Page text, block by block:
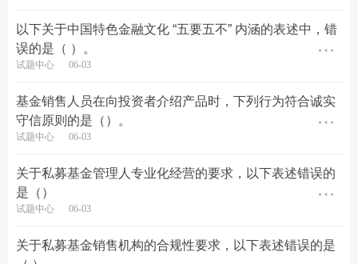
以下关于中国特色金融文化 “五要五不” 内涵的表述中，错
误的是（ ）。
试题中心 06-03
基金销售人员在向投资者介绍产品时，下列行为符合诚实
守信原则的是（）。
试题中心 06-03
关于私募基金管理人专业化经营的要求，以下表述错误的
是（）
试题中心 06-03
关于私募基金销售机构的合规性要求，以下表述错误的是